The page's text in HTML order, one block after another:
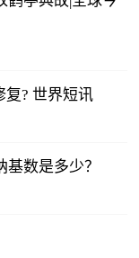
复? 世界短讯
数是多少？